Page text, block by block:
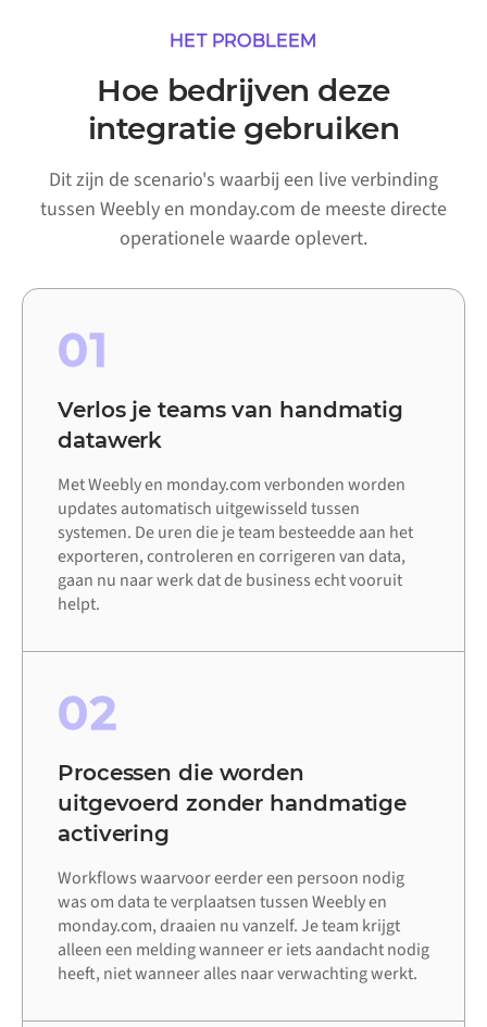
HET PROBLEEM
Hoe bedrijven deze
integratie gebruiken
Dit zijn de scenario's waarbij een live verbinding
tussen Weebly en monday.com de meeste directe
operationele waarde oplevert.
01
Verlos je teams van handmatig
datawerk
Met Weebly en monday.com verbonden worden
updates automatisch uitgewisseld tussen
systemen. De uren die je team besteedde aan het
exporteren, controleren en corrigeren van data,
gaan nu naar werk dat de business echt vooruit
helpt.
02
Processen die worden
uitgevoerd zonder handmatige
activering
Workflows waarvoor eerder een persoon nodig
was om data te verplaatsen tussen Weebly en
monday.com, draaien nu vanzelf. Je team krijgt
alleen een melding wanneer er iets aandacht nodig
heeft, niet wanneer alles naar verwachting werkt.